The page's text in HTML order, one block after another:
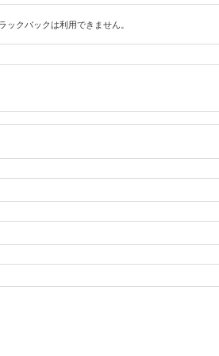
ックバックは利用できません。